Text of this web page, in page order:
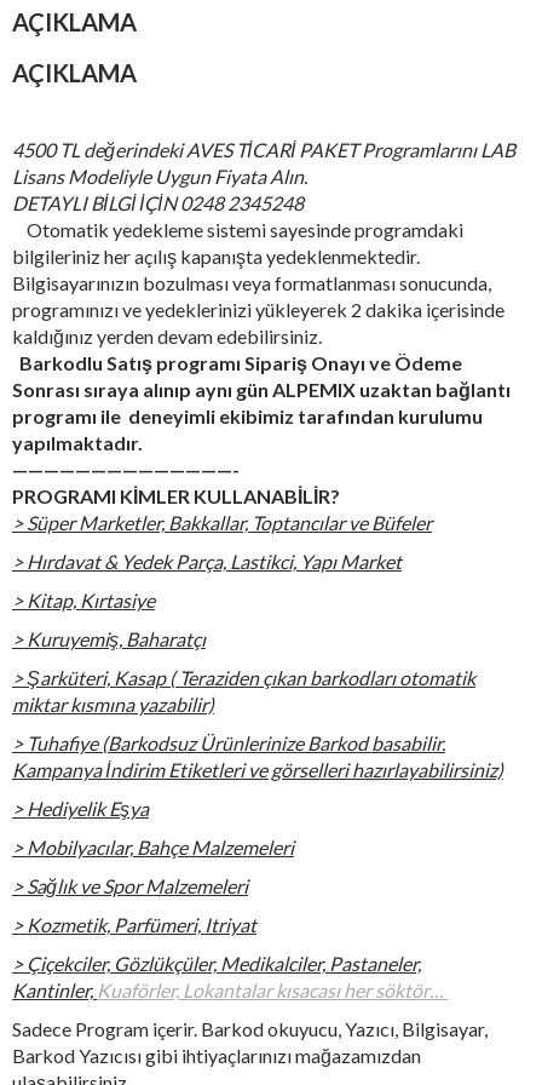
AÇIKLAMA
AÇIKLAMA
4500 TL değerindeki AVES TİCARİ PAKET Programlarını LAB
Lisans Modeliyle Uygun Fiyata Alın.
DETAYLI BİLGİ İÇİN 0248 2345248
Otomatik yedekleme sistemi sayesinde programdaki
bilgileriniz her açılış kapanışta yedeklenmektedir.
Bilgisayarınızın bozulması veya formatlanması sonucunda,
programınızı ve yedeklerinizi yükleyerek 2 dakika içerisinde
kaldığınız yerden devam edebilirsiniz.
Barkodlu Satış programı Sipariş Onayı ve Ödeme
Sonrası sıraya alınıp aynı gün ALPEMIX uzaktan bağlantı
programı ile deneyimli ekibimiz tarafından kurulumu
yapılmaktadır.
——————————————-
PROGRAMI KİMLER KULLANABİLİR?
> Süper Marketler, Bakkallar, Toptancılar ve Büfeler
> Hırdavat & Yedek Parça, Lastikci, Yapı Market
> Kitap, Kırtasiye
> Kuruyemiş, Baharatçı
> Şarküteri, Kasap ( Teraziden çıkan barkodları otomatik
miktar kısmına yazabilir)
> Tuhafiye (Barkodsuz Ürünlerinize Barkod basabilir.
Kampanya İndirim Etiketleri ve görselleri hazırlayabilirsiniz)
> Hediyelik Eşya
> Mobilyacılar, Bahçe Malzemeleri
> Sağlık ve Spor Malzemeleri
> Kozmetik, Parfümeri, Itriyat
> Çiçekciler, Gözlükçüler, Medikalciler, Pastaneler,
Kantinler, Kuaförler, Lokantalar kısacası her söktör…
Sadece Program içerir. Barkod okuyucu, Yazıcı, Bilgisayar,
Barkod Yazıcısı gibi ihtiyaçlarınızı mağazamızdan